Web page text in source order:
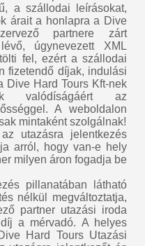
a szállodai leírásokat,
árait a honlapra a Dive
partnere zárt
úgynevezett XML
fel, ezért a szállodai
fizetendő díjak, indulási
Dive Hard Tours Kft-nek
valódíságáért az
A weboldalon
mintaként szolgálnak!
utazásra jelentkezés
arról, hogy van-e hely
milyen áron fogadja be
pillanatában látható
nélkül megváltoztatja,
partner utazási iroda
a mérvadó. A helyes
Hard Tours Utazási